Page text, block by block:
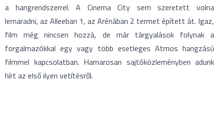
a hangrendszerrel. A Cinema City sem szeretett volna
lemaradni, az Alleeban 1, az Arénában 2 termet épített át. Igaz,
film még nincsen hozzá, de már tárgyalások folynak a
forgalmazókkal egy vagy több esetleges Atmos hangzású
filmmel kapcsolatban. Hamarosan sajtóközleményben adunk
hírt az első ilyen vetítésről.